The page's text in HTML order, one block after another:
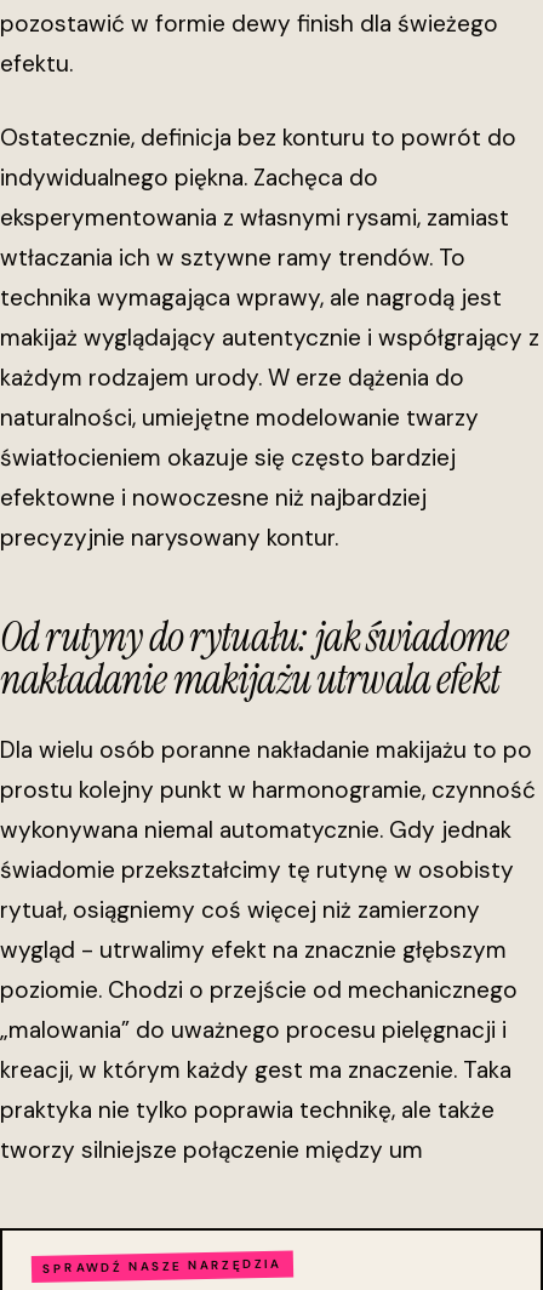
pozostawić w formie dewy finish dla świeżego
efektu.
Ostatecznie, definicja bez konturu to powrót do
indywidualnego piękna. Zachęca do
eksperymentowania z własnymi rysami, zamiast
wtłaczania ich w sztywne ramy trendów. To
technika wymagająca wprawy, ale nagrodą jest
makijaż wyglądający autentycznie i współgrający z
każdym rodzajem urody. W erze dążenia do
naturalności, umiejętne modelowanie twarzy
światłocieniem okazuje się często bardziej
efektowne i nowoczesne niż najbardziej
precyzyjnie narysowany kontur.
Od rutyny do rytuału: jak świadome
nakładanie makijażu utrwala efekt
Dla wielu osób poranne nakładanie makijażu to po
prostu kolejny punkt w harmonogramie, czynność
wykonywana niemal automatycznie. Gdy jednak
świadomie przekształcimy tę rutynę w osobisty
rytuał, osiągniemy coś więcej niż zamierzony
wygląd - utrwalimy efekt na znacznie głębszym
poziomie. Chodzi o przejście od mechanicznego
„malowania” do uważnego procesu pielęgnacji i
kreacji, w którym każdy gest ma znaczenie. Taka
praktyka nie tylko poprawia technikę, ale także
tworzy silniejsze połączenie między um
SPRAWDŹ NASZE NARZĘDZIA